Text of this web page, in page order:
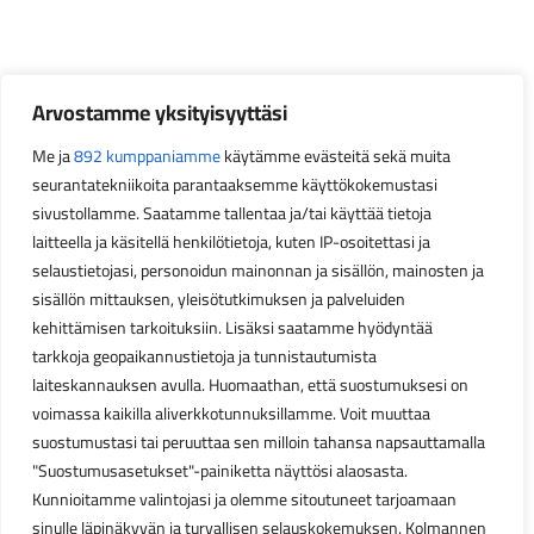
Arvostamme yksityisyyttäsi
Me ja892 kumppaniammekäytämme evästeitä sekä muita
seurantatekniikoita parantaaksemme käyttökokemustasi
sivustollamme. Saatamme tallentaa ja/tai käyttää tietoja
laitteella ja käsitellä henkilötietoja, kuten IP-osoitettasi ja
selaustietojasi, personoidun mainonnan ja sisällön, mainosten ja
sisällön mittauksen, yleisötutkimuksen ja palveluiden
kehittämisen tarkoituksiin. Lisäksi saatamme hyödyntää
tarkkoja geopaikannustietoja ja tunnistautumista
laiteskannauksen avulla. Huomaathan, että suostumuksesi on
voimassa kaikilla aliverkkotunnuksillamme. Voit muuttaa
suostumustasi tai peruuttaa sen milloin tahansa napsauttamalla
"Suostumusasetukset"-painiketta näyttösi alaosasta.
Kunnioitamme valintojasi ja olemme sitoutuneet tarjoamaan